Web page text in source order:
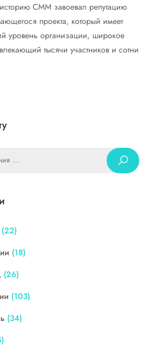
СММ завоевал репутацию
проекта, который имеет
уровень организации, широкое
тысячи участников и сотни
(22)
(18)
(26)
(103)
(34)